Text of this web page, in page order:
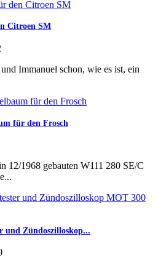
Citroen SM
Immanuel schon, wie es ist, ein
für den Frosch
12/1968 gebauten W111 280 SE/C
und Zündoszilloskop...